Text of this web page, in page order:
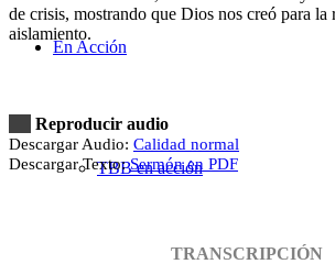
En Acción
TBB en acción
de crisis, mostrando que Dios nos creó para la
aislamiento.
Reproducir audio
Descargar Audio: Calidad normal
Descargar Texto:Sermón en PDF
TRANSCRIPCIÓN